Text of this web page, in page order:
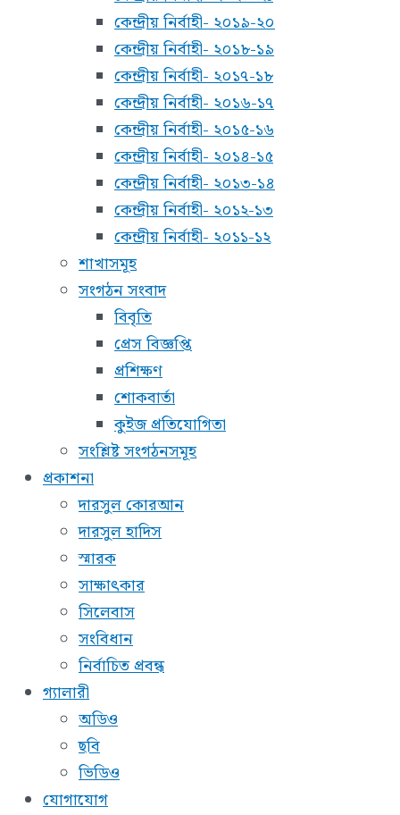
কেন্দ্রীয় নির্বাহী- ২০১৯-২০
কেন্দ্রীয় নির্বাহী- ২০১৮-১৯
কেন্দ্রীয় নির্বাহী- ২০১৭-১৮
কেন্দ্রীয় নির্বাহী- ২০১৬-১৭
কেন্দ্রীয় নির্বাহী- ২০১৫-১৬
কেন্দ্রীয় নির্বাহী- ২০১৪-১৫
কেন্দ্রীয় নির্বাহী- ২০১৩-১৪
কেন্দ্রীয় নির্বাহী- ২০১২-১৩
কেন্দ্রীয় নির্বাহী- ২০১১-১২
শাখাসমূহ
সংগঠন সংবাদ
বিবৃতি
প্রেস বিজ্ঞপ্তি
প্রশিক্ষণ
শোকবার্তা
কুইজ প্রতিযোগিতা
সংশ্লিষ্ট সংগঠনসমূহ
প্রকাশনা
দারসুল কোরআন
দারসুল হাদিস
স্মারক
সাক্ষাৎকার
সিলেবাস
সংবিধান
নির্বাচিত প্রবন্ধ
গ্যালারী
অডিও
ছবি
ভিডিও
যোগাযোগ